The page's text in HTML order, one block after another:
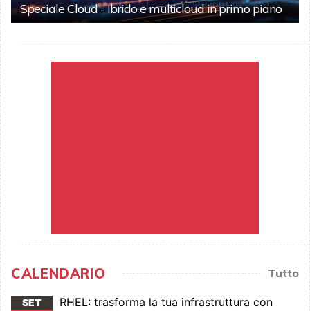
Speciale Cloud - Ibrido e multicloud in primo piano
CALENDARIO Tutto
SET
RHEL: trasforma la tua infrastruttura con